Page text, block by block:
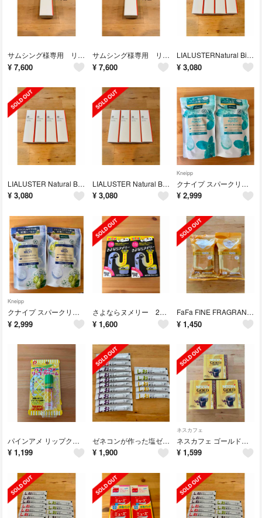
サムシング様専用 リアラスター10個セット
¥ 7,600
サムシング様専用 リアラスター10個セット
¥ 7,600
LIALUSTERNatural Bio Glow Serum 4個セット
¥ 3,080
LIALUSTER Natural Bio Glow Serum 4個セット
¥ 3,080
LIALUSTER Natural Bio Glow Serum 4個セット
¥ 3,080
Kneipp
クナイプ スパークリングタブレット ピースフルモーメント 2個セット
¥ 2,999
Kneipp
クナイプ スパークリングタブレット グーテナハト ホップ&バレリアンの香り 2個
¥ 2,999
さよならヌメリー 2個セット
¥ 1,600
FaFa FINE FRAGRANCE ボディシート×2個セット
¥ 1,450
パインアメ リップクリーム
¥ 1,199
ゼネコンが作った塩ゼリー 15本セット
¥ 1,900
ネスカフェ
ネスカフェ ゴールドブレンド 66本セット
¥ 1,599